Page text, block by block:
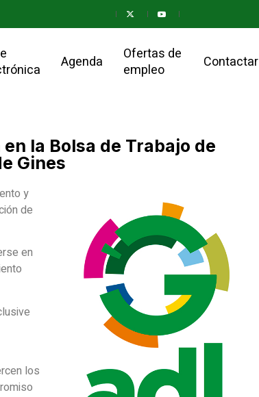
Agenda
Ofertas de
empleo
Contactar
la Bolsa de Trabajo de
Gines
y
de
en
los